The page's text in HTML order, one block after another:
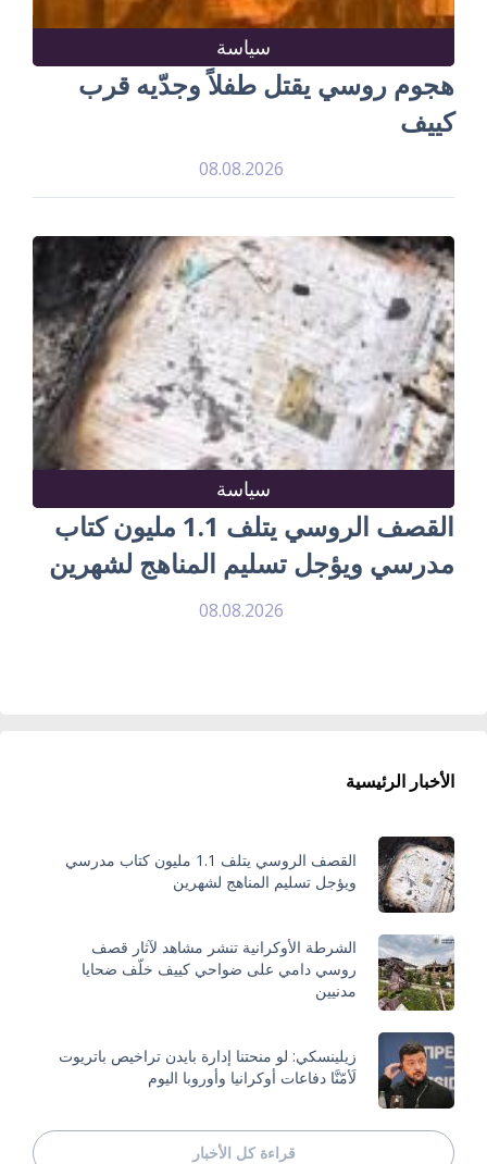
سياسة
هجوم روسي يقتل طفلاً وجدّيه قرب
كييف
08.08.2026
سياسة
القصف الروسي يتلف 1.1 مليون كتاب
مدرسي ويؤجل تسليم المناهج لشهرين
08.08.2026
الأخبار الرئيسية
القصف الروسي يتلف 1.1 مليون كتاب مدرسي
ويؤجل تسليم المناهج لشهرين
الشرطة الأوكرانية تنشر مشاهد لآثار قصف
روسي دامي على ضواحي كييف خلّف ضحايا
مدنيين
زيلينسكي: لو منحتنا إدارة بايدن تراخيص باتريوت
لَأمّنَّا دفاعات أوكرانيا وأوروبا اليوم
قراءة كل الأخبار